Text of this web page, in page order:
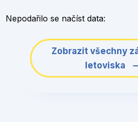
Nepodařilo se načíst data:
Zobrazit všechny
letoviska